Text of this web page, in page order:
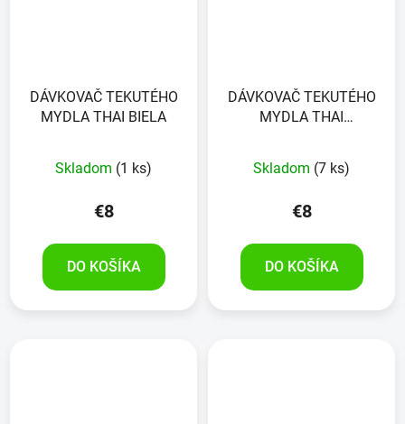
DÁVKOVAČ TEKUTÉHO
MYDLA THAI BIELA
Skladom (1 ks)
€8
DO KOŠÍKA
DÁVKOVAČ TEKUTÉHO
MYDLA THAI
Skladom (7 ks)
€8
DO KOŠÍKA